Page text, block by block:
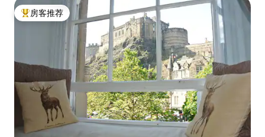
热门「房客推荐」
房客推荐